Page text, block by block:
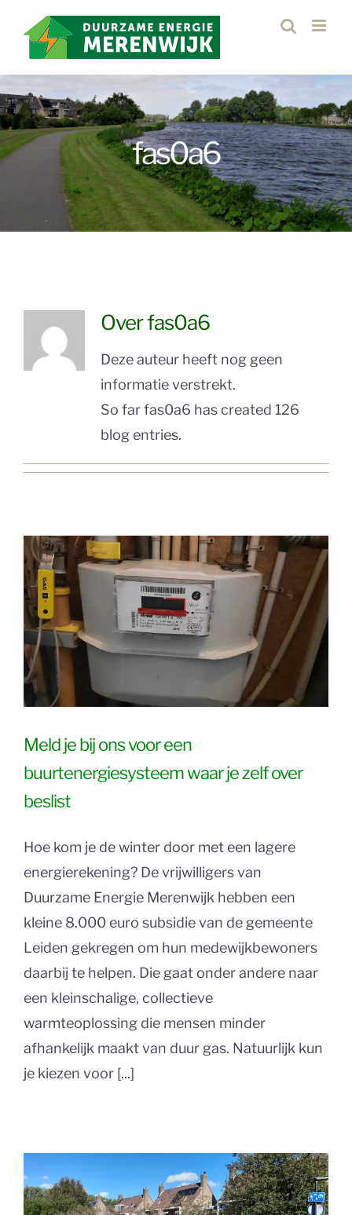
naar
inhoud
fas0a6
Overfas0a6
Deze auteur heeft nog geen
informatie verstrekt.
So far fas0a6 has created 126
blog entries.
Meld je bij ons voor een
buurtenergiesysteem waar je zelf over
beslist
Hoe kom je de winter door met een lagere
energierekening? De vrijwilligers van
Duurzame Energie Merenwijk hebben een
kleine 8.000 euro subsidie van de gemeente
Leiden gekregen om hun medewijkbewoners
daarbij te helpen. Die gaat onder andere naar
een kleinschalige, collectieve
warmteoplossing die mensen minder
afhankelijk maakt van duur gas. Natuurlijk kun
je kiezen voor [...]